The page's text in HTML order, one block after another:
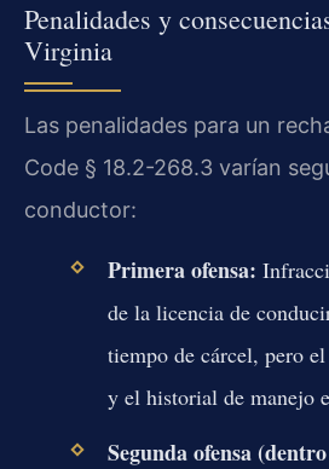
Penalidades y
Virginia
Las penalidades para un
Code § 18.2-268.3 varían
conductor:
Primera ofensa:
de la licencia de
tiempo de cárcel, pero
y el historial de manejo
Segunda ofensa